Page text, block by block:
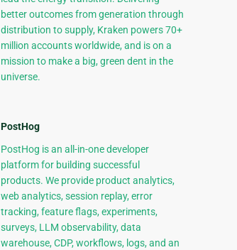
better outcomes from generation through
distribution to supply, Kraken powers 70+
million accounts worldwide, and is on a
mission to make a big, green dent in the
universe.
PostHog
PostHog is an all-in-one developer
platform for building successful
products. We provide product analytics,
web analytics, session replay, error
tracking, feature flags, experiments,
surveys, LLM observability, data
warehouse, CDP, workflows, logs, and an